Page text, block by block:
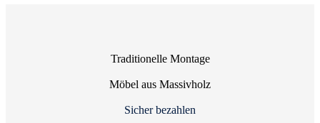
Traditionelle Montage
Möbel aus Massivholz
Sicher bezahlen